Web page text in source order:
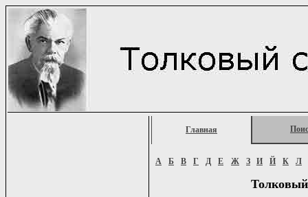
Главная
А Б В Г Д Е Ж З И Й К Л